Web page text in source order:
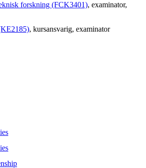
forskning (FCK3401), examinator,
, kursansvarig, examinator